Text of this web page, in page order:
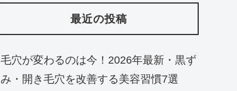
最近の投稿
毛穴が変わるのは今！2026年最新・黒ず
み・開き毛穴を改善する美容習慣7選